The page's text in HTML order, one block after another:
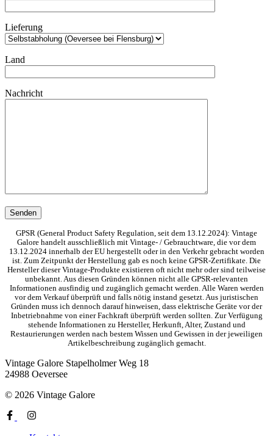
Lieferung
Land
Nachricht
GPSR (General Product Safety Regulation, seit dem 13.12.2024): Vintage
Galore handelt ausschließlich mit Vintage- / Gebrauchtware, die vor dem
13.12.2024 innerhalb der EU hergestellt oder in den Verkehr gebracht worden
ist. Zum Zeitpunkt der Herstellung gab es noch keine GPSR-Zertifikate. Die
Hersteller dieser Vintage-Produkte existieren oft nicht mehr oder sind teilweise
unbekannt. Aus diesen Gründen können nicht alle GPSR-relevanten
Informationen ausfindig und zugänglich gemacht werden. Alle Waren werden
vor dem Verkauf überprüft und falls nötig instand gesetzt. Aus juristischen
Gründen muss ich dennoch darauf hinweisen, dass elektrische Geräte vor der
Inbetriebnahme von einer Fachkraft überprüft werden sollten. Zur Verfügung
stehende Informationen zu Hersteller, Herkunft, Alter, Zustand und
Restaurierungen werden nach bestem Wissen und Gewissen in der jeweiligen
Artikelbeschreibung zugänglich gemacht.
Vintage Galore Stapelholmer Weg 18
24988 Oeversee
© 2026 Vintage Galore